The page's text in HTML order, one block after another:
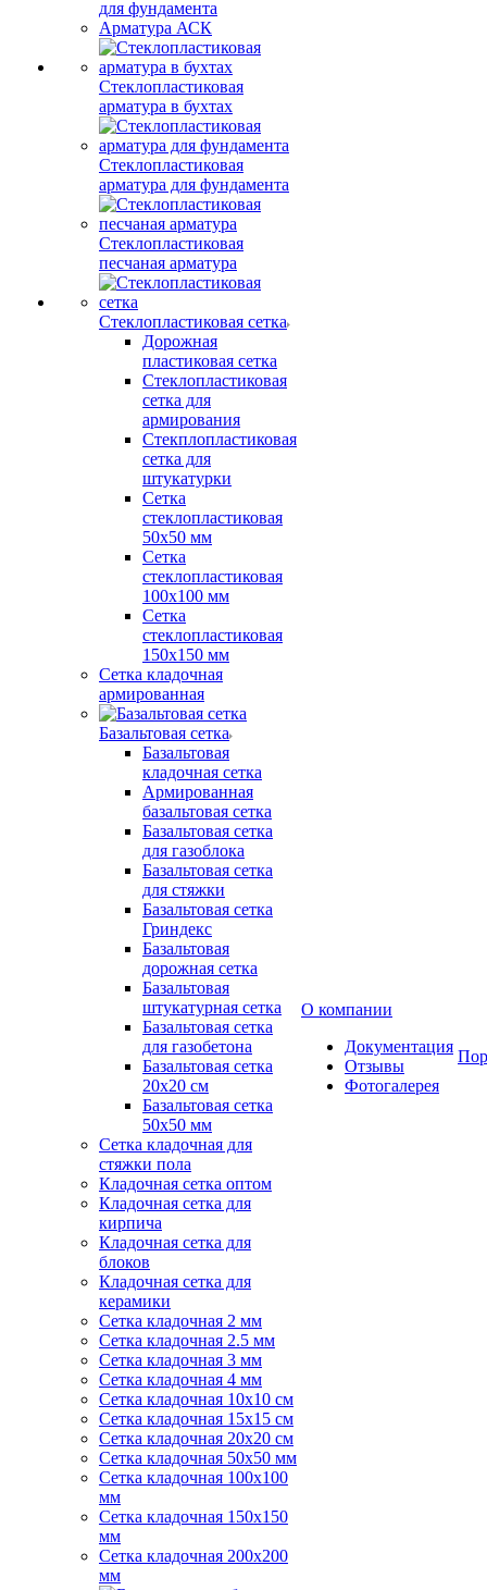
для фундамента
Арматура АСК
Стеклопластиковая
арматура в бухтах
Стеклопластиковая
арматура для фундамента
Стеклопластиковая
песчаная арматура
Стеклопластиковая сетка
Дорожная
пластиковая сетка
Стеклопластиковая
сетка для
армирования
Стекплопластиковая
сетка для
штукатурки
Сетка
стеклопластиковая
50x50 мм
Сетка
стеклопластиковая
100x100 мм
Сетка
стеклопластиковая
150x150 мм
Сетка кладочная
армированная
Базальтовая сетка
Базальтовая
кладочная сетка
Армированная
базальтовая сетка
Базальтовая сетка
для газоблока
Базальтовая сетка
для стяжки
Базальтовая сетка
Гриндекс
Базальтовая
дорожная сетка
Базальтовая
штукатурная сетка
Базальтовая сетка
для газобетона
Базальтовая сетка
20x20 см
Базальтовая сетка
50x50 мм
Сетка кладочная для
стяжки пола
Кладочная сетка оптом
Кладочная сетка для
кирпича
Кладочная сетка для
блоков
Кладочная сетка для
керамики
Сетка кладочная 2 мм
Сетка кладочная 2.5 мм
Сетка кладочная 3 мм
Сетка кладочная 4 мм
Сетка кладочная 10x10 см
Сетка кладочная 15x15 см
Сетка кладочная 20x20 см
Сетка кладочная 50x50 мм
Сетка кладочная 100x100
мм
Сетка кладочная 150x150
мм
Сетка кладочная 200x200
мм
О компании
Документация
Отзывы
Фотогалерея